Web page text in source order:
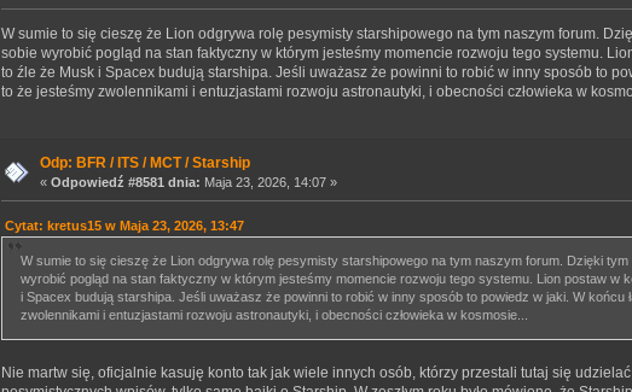
W sumie to się cieszę że Lion odgrywa rolę pesymisty starshipowego na tym naszym forum.
sobie wyrobić pogląd na stan faktyczny w którym jesteśmy momencie rozwoju tego systemu.
to źle że Musk i Spacex budują starshipa. Jeśli uważasz że powinni to robić w inny sposób to
to że jesteśmy zwolennikami i entuzjastami rozwoju astronautyki, i obecności człowieka w
Odp: BFR / ITS / MCT / Starship
« Odpowiedź #8581 dnia: Maja 23, 2026, 14:07 »
Cytat: kretus15 w Maja 23, 2026, 13:47
W sumie to się cieszę że Lion odgrywa rolę pesymisty starshipowego na tym naszym forum. Dzięki
wyrobić pogląd na stan faktyczny w którym jesteśmy momencie rozwoju tego systemu. Lion postaw w
i Spacex budują starshipa. Jeśli uważasz że powinni to robić w inny sposób to powiedz w jaki. W
zwolennikami i entuzjastami rozwoju astronautyki, i obecności człowieka w kosmosie...
Nie martw się, oficjalnie kasuję konto tak jak wiele innych osób, którzy przestali tutaj się